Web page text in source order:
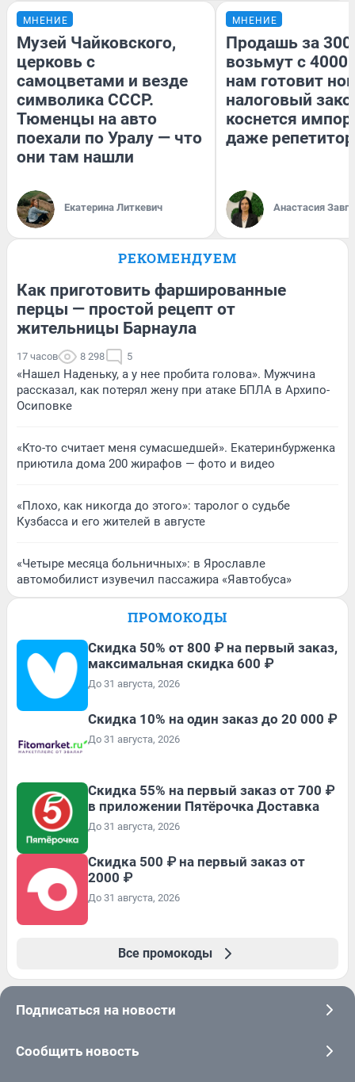
МНЕНИЕ
Музей Чайковского,
церковь с
самоцветами и везде
символика СССР.
Тюменцы на авто
поехали по Уралу — что
они там нашли
Екатерина Литкевич
МНЕНИЕ
Продашь за
возьмут с
нам готовит
налоговый
коснется
даже
Анастасия
РЕКОМЕНДУЕМ
Как приготовить фаршированные
перцы — простой рецепт от
жительницы Барнаула
17 часов 8 298 5
«Нашел Наденьку, а у нее пробита голова». Мужчина
рассказал, как потерял жену при атаке БПЛА в Архипо-
Осиповке
«Кто-то считает меня сумасшедшей». Екатеринбурженка
приютила дома 200 жирафов — фото и видео
«Плохо, как никогда до этого»: таролог о судьбе
Кузбасса и его жителей в августе
«Четыре месяца больничных»: в Ярославле
автомобилист изувечил пассажира «Яавтобуса»
ПРОМОКОДЫ
Скидка 50% от 800 ₽ на первый заказ,
максимальная скидка 600 ₽
До 31 августа, 2026
Скидка 10% на один заказ до 20 000 ₽
До 31 августа, 2026
Скидка 55% на первый заказ от 700 ₽
в приложении Пятёрочка Доставка
До 31 августа, 2026
Скидка 500 ₽ на первый заказ от
2000 ₽
До 31 августа, 2026
Все промокоды
Подписаться на новости
Сообщить новость